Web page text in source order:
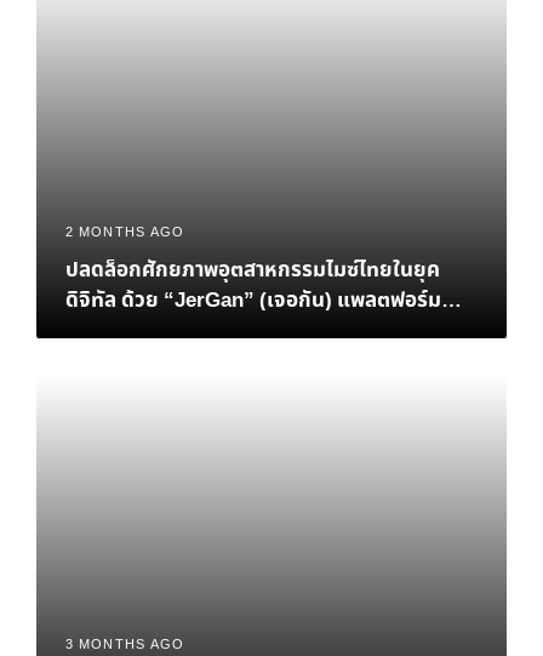
2 MONTHS AGO
ปลดล็อกศักยภาพอุตสาหกรรมไมซ์ไทยในยุค
ดิจิทัล ด้วย “JerGan” (เจอกัน) แพลตฟอร์ม
Data-Driven MICE แห่งอนาคต
3 MONTHS AGO